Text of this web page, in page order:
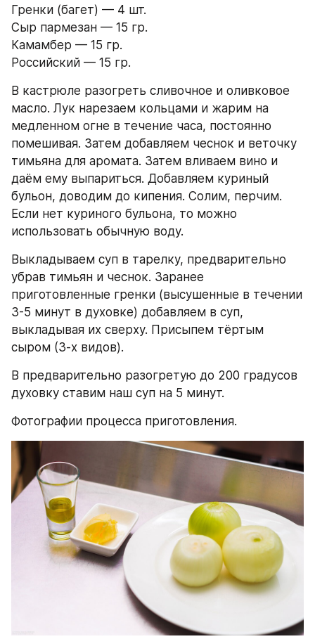
Гренки (багет) — 4 шт.
Сыр пармезан — 15 гр.
Камамбер — 15 гр.
Российский — 15 гр.
В кастрюле разогреть сливочное и оливковое
масло. Лук нарезаем кольцами и жарим на
медленном огне в течение часа, постоянно
помешивая. Затем добавляем чеснок и веточку
тимьяна для аромата. Затем вливаем вино и
даём ему выпариться. Добавляем куриный
бульон, доводим до кипения. Солим, перчим.
Если нет куриного бульона, то можно
использовать обычную воду.
Выкладываем суп в тарелку, предварительно
убрав тимьян и чеснок. Заранее
приготовленные гренки (высушенные в течении
3-5 минут в духовке) добавляем в суп,
выкладывая их сверху. Присыпем тёртым
сыром (3-х видов).
В предварительно разогретую до 200 градусов
духовку ставим наш суп на 5 минут.
Фотографии процесса приготовления.